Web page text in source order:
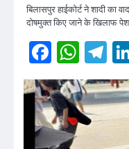
बिलासपुर हाईकोर्ट ने शादी का
दोषमुक्त किए जाने के खिलाफ